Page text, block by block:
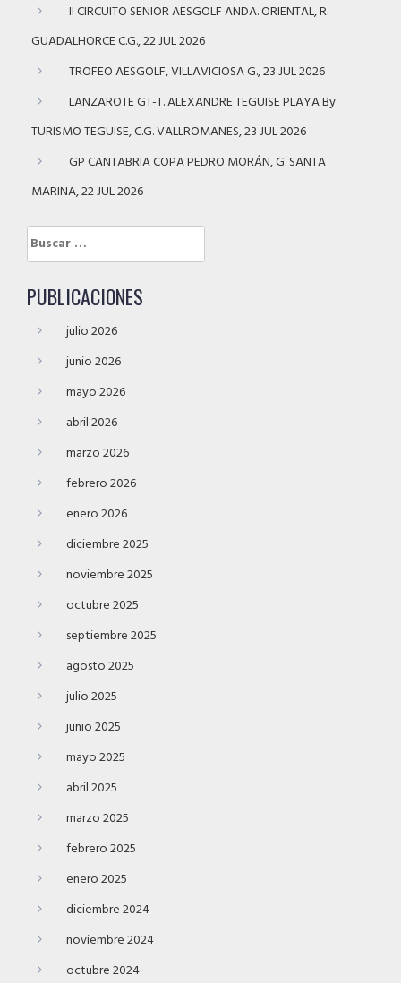
II CIRCUITO SENIOR AESGOLF ANDA. ORIENTAL, R.
GUADALHORCE C.G., 22 JUL 2026
TROFEO AESGOLF, VILLAVICIOSA G., 23 JUL 2026
LANZAROTE GT-T. ALEXANDRE TEGUISE PLAYA By
TURISMO TEGUISE, C.G. VALLROMANES, 23 JUL 2026
GP CANTABRIA COPA PEDRO MORÁN, G. SANTA
MARINA, 22 JUL 2026
Buscar:
PUBLICACIONES
julio 2026
junio 2026
mayo 2026
abril 2026
marzo 2026
febrero 2026
enero 2026
diciembre 2025
noviembre 2025
octubre 2025
septiembre 2025
agosto 2025
julio 2025
junio 2025
mayo 2025
abril 2025
marzo 2025
febrero 2025
enero 2025
diciembre 2024
noviembre 2024
octubre 2024